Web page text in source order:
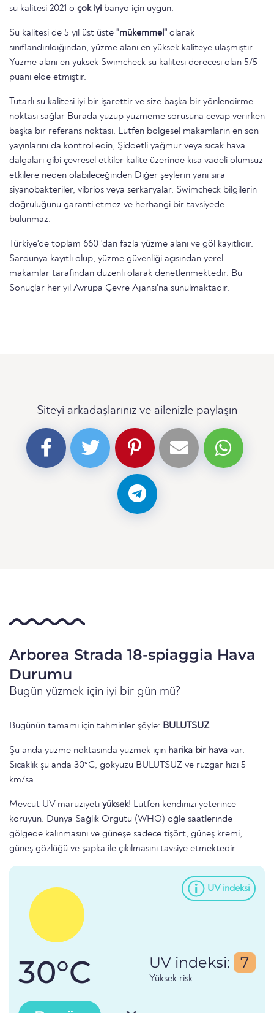
su kalitesi 2021 o çok iyi banyo için uygun.
Su kalitesi de 5 yıl üst üste "mükemmel" olarak
sınıflandırıldığından, yüzme alanı en yüksek kaliteye ulaşmıştır.
Yüzme alanı en yüksek Swimcheck su kalitesi derecesi olan 5/5
puanı elde etmiştir.
Tutarlı su kalitesi iyi bir işarettir ve size başka bir yönlendirme
noktası sağlar Burada yüzüp yüzmeme sorusuna cevap verirken
başka bir referans noktası. Lütfen bölgesel makamların en son
yayınlarını da kontrol edin, Şiddetli yağmur veya sıcak hava
dalgaları gibi çevresel etkiler kalite üzerinde kısa vadeli olumsuz
etkilere neden olabileceğinden Diğer şeylerin yanı sıra
siyanobakteriler, vibrios veya serkaryalar. Swimcheck bilgilerin
doğruluğunu garanti etmez ve herhangi bir tavsiyede
bulunmaz.
Türkiye'de toplam 660 'dan fazla yüzme alanı ve göl kayıtlıdır.
Sardunya kayıtlı olup, yüzme güvenliği açısından yerel
makamlar tarafından düzenli olarak denetlenmektedir. Bu
Sonuçlar her yıl Avrupa Çevre Ajansı'na sunulmaktadır.
Siteyi arkadaşlarınız ve ailenizle paylaşın
Arborea Strada 18-spiaggia Hava
Durumu
Bugün yüzmek için iyi bir gün mü?
Bugünün tamamı için tahminler şöyle: BULUTSUZ
Şu anda yüzme noktasında yüzmek için harika bir hava var.
Sıcaklık şu anda 30°C, gökyüzü BULUTSUZ ve rüzgar hızı 5
km/sa.
Mevcut UV maruziyeti yüksek! Lütfen kendinizi yeterince
koruyun. Dünya Sağlık Örgütü (WHO) öğle saatlerinde
gölgede kalınmasını ve güneşe sadece tişört, güneş kremi,
güneş gözlüğü ve şapka ile çıkılmasını tavsiye etmektedir.
UV indeksi
30°C UV indeksi: 7
Yüksek risk